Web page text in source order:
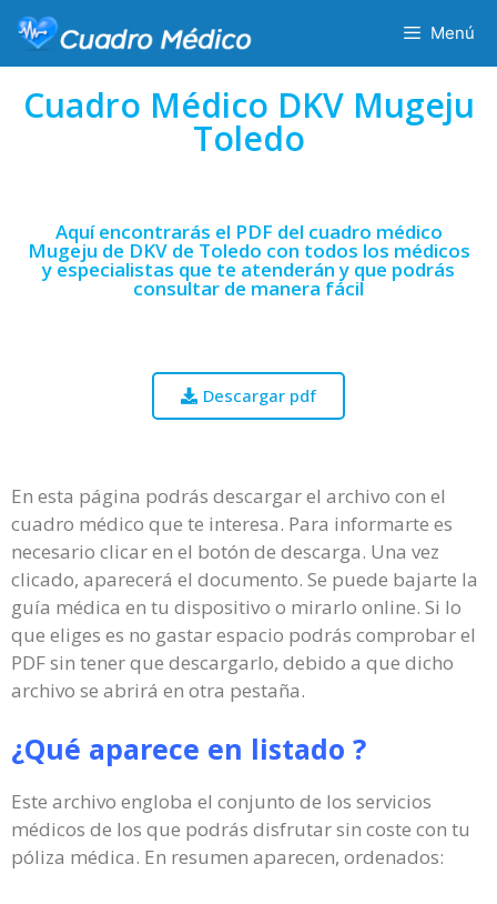
Menú
Cuadro Médico DKV Mugeju
Toledo
Aquí encontrarás el PDF del cuadro médico
Mugeju de DKV de Toledo con todos los médicos
y especialistas que te atenderán y que podrás
consultar de manera fácil
Descargar pdf
En esta página podrás descargar el archivo con el
cuadro médico que te interesa. Para informarte es
necesario clicar en el botón de descarga. Una vez
clicado, aparecerá el documento. Se puede bajarte la
guía médica en tu dispositivo o mirarlo online. Si lo
que eliges es no gastar espacio podrás comprobar el
PDF sin tener que descargarlo, debido a que dicho
archivo se abrirá en otra pestaña.
¿Qué aparece en listado ?
Este archivo engloba el conjunto de los servicios
médicos de los que podrás disfrutar sin coste con tu
póliza médica. En resumen aparecen, ordenados: